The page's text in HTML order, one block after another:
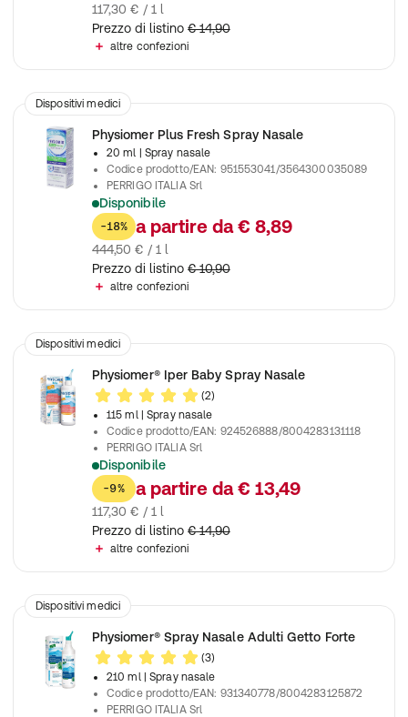
117,30 € / 1 l
Prezzo di listino € 14,90
altre confezioni
Dispositivi medici
Physiomer Plus Fresh Spray Nasale
20 ml
| Spray nasale
Codice prodotto/EAN: 951553041/3564300035089
PERRIGO ITALIA Srl
Disponibile
Spray nasale con acqua di mare e oli essenziali,
-18% a partire da € 8,89
444,50 € / 1 l
Prezzo di listino € 10,90
altre confezioni
Dispositivi medici
Physiomer® Iper Baby Spray Nasale
(2)
115 ml
| Spray nasale
Codice prodotto/EAN: 924526888/8004283131118
PERRIGO ITALIA Srl
Disponibile
Allevia la congestione nasale di bambini e neonati, liberando
-9% a partire da € 13,49
117,30 € / 1 l
Prezzo di listino € 14,90
altre confezioni
Dispositivi medici
Physiomer® Spray Nasale Adulti Getto Forte
(3)
210 ml
| Spray nasale
Codice prodotto/EAN: 931340778/8004283125872
PERRIGO ITALIA Srl